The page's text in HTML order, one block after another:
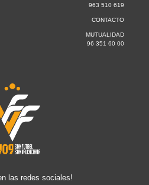
963 510 619
CONTACTO
MUTUALIDAD
96 351 60 00
las redes sociales!